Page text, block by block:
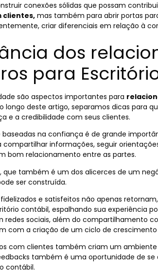
conexões sólidas que possam
clientes, mas também para abrir portas
criar diferenciais em relação à
dos
para
são aspectos importantes para
longo deste artigo, separamos dicas para
e a credibilidade com seus clientes.
baseadas na confiança é de grande
compartilhar informações, seguir
bom relacionamento entre as partes.
que também é um dos alicerces de um
ser construída.
e satisfeitos não apenas
contábil, espalhando sua experiência
redes sociais, além do compartilhamento
com a criação de um ciclo de
com clientes também criam um
também é uma oportunidade de se
contábil.